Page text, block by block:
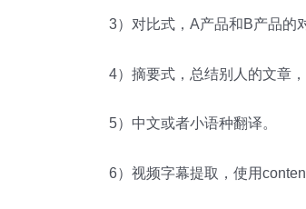
3）对比式，A产品和B产品的
4）摘要式，总结别人的文章，
5）中文或者小语种翻译。
6）视频字幕提取，使用